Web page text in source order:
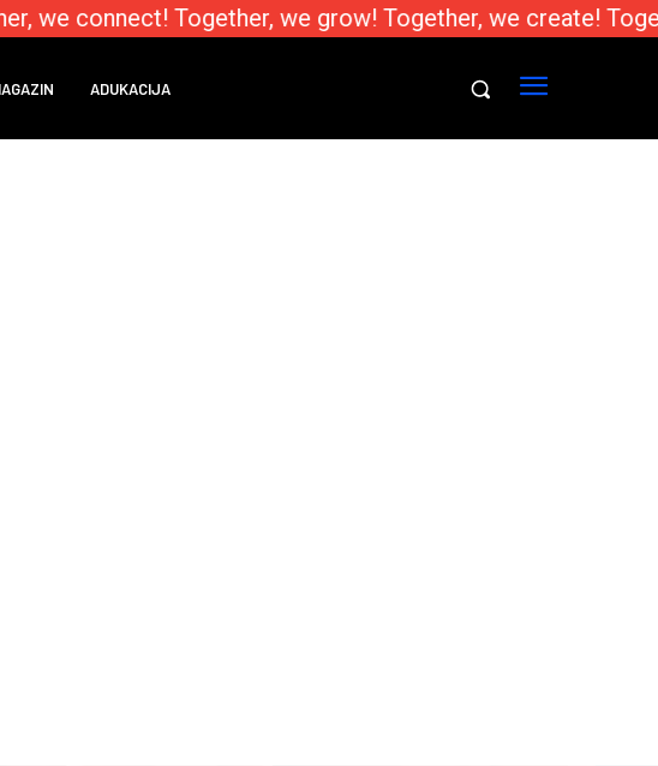
we connect! Together, we grow! Together, we create!
ADUKACIJA